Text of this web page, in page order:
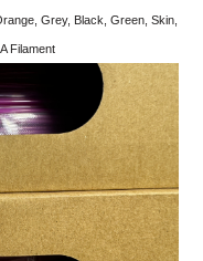
Grey, Black, Green, Skin,
Filament